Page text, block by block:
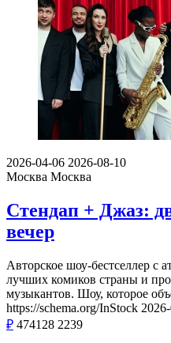
2026-04-06 2026-08-10
Москва Москва
Стендап + Джаз:
вечер
Авторское шоу-бестселлер
лучших комиков страны и
музыкантов. Шоу, которое
https://schema.org/InStock
₽ 474128 2239